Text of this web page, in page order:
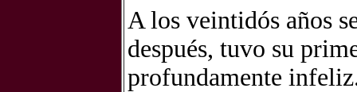
A los veintidós años
después, tuvo su
profundamente